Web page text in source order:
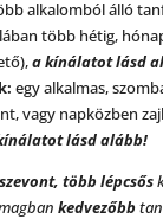
alkalomból álló
több hétig,
a kínálatotlásd
egy alkalmas,
vagy napközben
lásd alább!
több lépcsős
kedvezőbb